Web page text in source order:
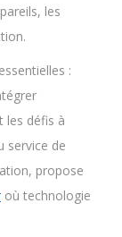
les
:
les défis à
service de
propose
où technologie